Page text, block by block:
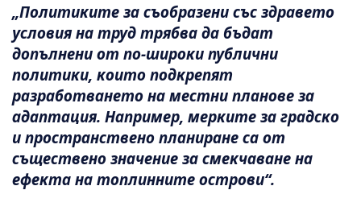
„Политиките за съобразени със здравето
условия на труд трябва да бъдат
допълнени от по-широки публични
политики, които подкрепят
разработването на местни планове за
адаптация. Например, мерките за градско
и пространствено планиране са от
съществено значение за смекчаване на
ефекта на топлинните острови“.